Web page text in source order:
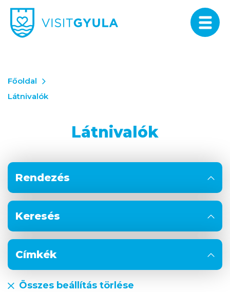
Főoldal
Látnivalók
Látnivalók
Rendezés
Keresés
Címkék
Összes beállítás törlése